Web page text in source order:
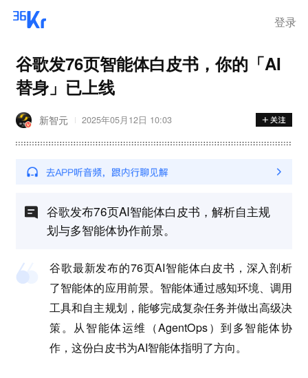
登录
谷歌发76页智能体白皮书，你的「AI
替身」已上线
新智元 2025年05月12日 10:03
谷歌发布76页AI智能体白皮书，解析自主规
划与多智能体协作前景。
谷歌最新发布的76页AI智能体白皮书，深入剖析
了智能体的应用前景。智能体通过感知环境、调用
工具和自主规划，能够完成复杂任务并做出高级决
策。从智能体运维（AgentOps）到多智能体协
作，这份白皮书为AI智能体指明了方向。